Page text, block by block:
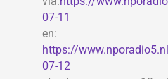
07-11
en:
https://
07-12